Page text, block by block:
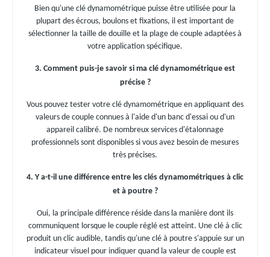
Bien qu'une clé dynamométrique puisse être utilisée pour la
plupart des écrous, boulons et fixations, il est important de
sélectionner la taille de douille et la plage de couple adaptées à
votre application spécifique.
3. Comment puis-je savoir si ma clé dynamométrique est
précise ?
Vous pouvez tester votre clé dynamométrique en appliquant des
valeurs de couple connues à l'aide d'un banc d'essai ou d'un
appareil calibré. De nombreux services d'étalonnage
professionnels sont disponibles si vous avez besoin de mesures
très précises.
4. Y a-t-il une différence entre les clés dynamométriques à clic
et à poutre ?
Oui, la principale différence réside dans la manière dont ils
communiquent lorsque le couple réglé est atteint. Une clé à clic
produit un clic audible, tandis qu'une clé à poutre s'appuie sur un
indicateur visuel pour indiquer quand la valeur de couple est